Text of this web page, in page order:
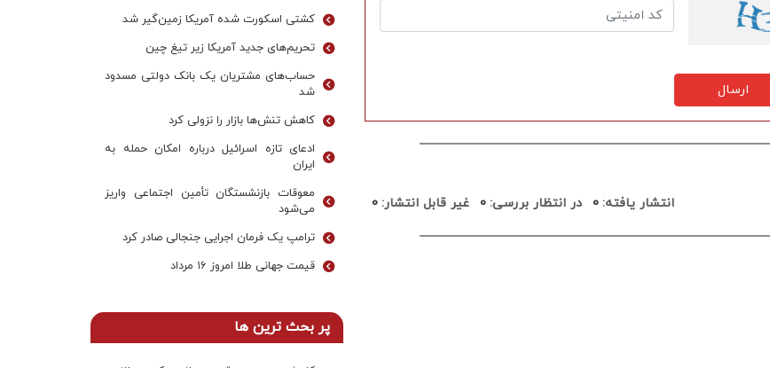
ارسال
انتشار یافته: 0 در انتظار بررسی: 0 غیر قابل انتشار: 0
کشتی اسکورت شده آمریکا زمین‌گیر شد
تحریم‌های جدید آمریکا زیر تیغ چین
حساب‌های مشتریان یک بانک‌ دولتی مسدود
شد
کاهش تنش‌ها بازار را نزولی کرد
ادعای تازه اسرائیل درباره امکان حمله به
ایران
معوقات بازنشستگان تأمین اجتماعی واریز
می‌شود
ترامپ یک فرمان اجرایی جنجالی صادر کرد
قیمت جهانی طلا امروز ۱۶ مرداد
پر بحث ترین ها